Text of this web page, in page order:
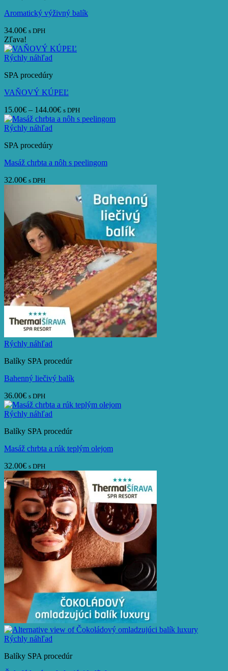
Aromatický výživný balík
34.00€ s DPH
Zľava!
Rýchly náhľad
SPA procedúry
VAŇOVÝ KÚPEĽ
15.00€ – 144.00€Price
range:
s DPH
Rýchly náhľad
SPA procedúry
Masáž chrbta a nôh s peelingom
32.00€ s DPH
Rýchly náhľad
Balíky SPA procedúr
Bahenný liečivý balík
36.00€ s DPH
Rýchly náhľad
Balíky SPA procedúr
Masáž chrbta a rúk teplým olejom
32.00€ s DPH
Rýchly náhľad
Balíky SPA procedúr